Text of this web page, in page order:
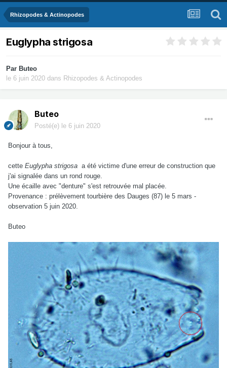
Rhizopodes & Actinopodes
Euglypha strigosa
Par Buteo
le 6 juin 2020 dans Rhizopodes & Actinopodes
Buteo
Posté(e) le 6 juin 2020
Bonjour à tous,
cette Euglypha strigosa a été victime d'une erreur de construction que
j'ai signalée dans un rond rouge.
Une écaille avec "denture" s'est retrouvée mal placée.
Provenance : prélèvement tourbière des Dauges (87) le 5 mars -
observation 5 juin 2020.
Buteo